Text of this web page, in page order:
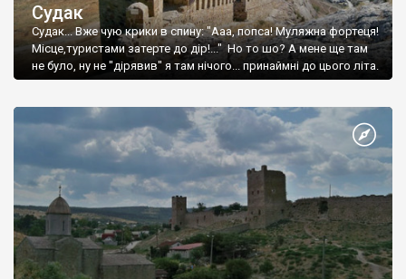
Судак
Судак... Вже чую крики в спину: "Ааа, попса! Муляжна фортеця!
Місце,туристами затерте до дір!..." Но то шо? А мене ще там
не було, ну не "дірявив" я там нічого... принаймні до цього літа.